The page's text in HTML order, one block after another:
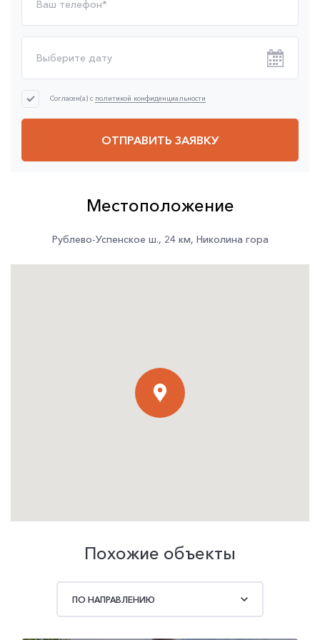
Согласен(а) с политикой конфиденциальности
ОТПРАВИТЬ ЗАЯВКУ
Местоположение
Рублево-Успенское ш., 24 км, Николина гора
Похожие объекты
ПО НАПРАВЛЕНИЮ